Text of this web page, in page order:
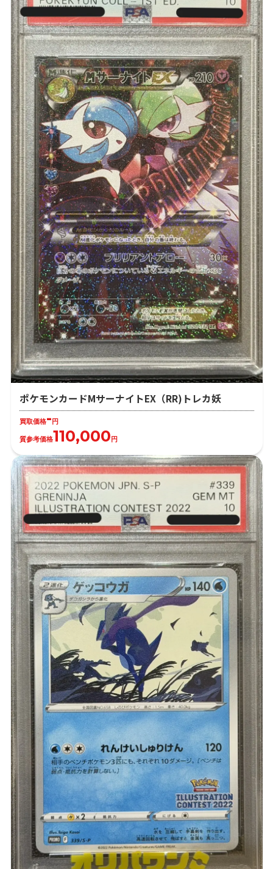
ポケモンカードMサーナイトEX（RR)トレカ妖
買取価格- 円
質参考価格110,000 円